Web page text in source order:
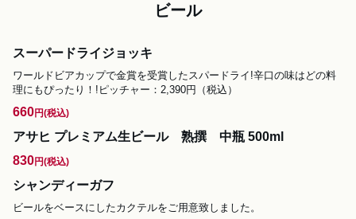
ビール
スーパードライジョッキ
ワールドビアカップで金賞を受賞したスパードライ!辛口の味はどの料
理にもぴったり！!ピッチャー：2,390円（税込）
660円(税込)
アサヒ プレミアム生ビール 熟撰 中瓶 500ml
830円(税込)
シャンディーガフ
ビールをベースにしたカクテルをご用意致しました。